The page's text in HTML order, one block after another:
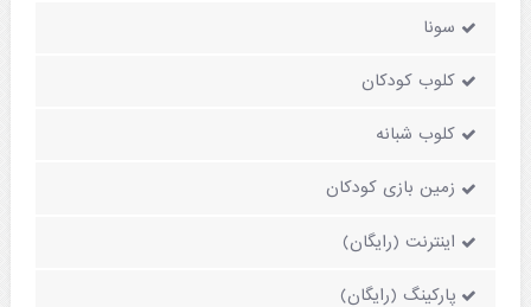
سونا
کلوب کودکان
کلوب شبانه
زمین بازی کودکان
اینترنت (رایگان)
پارکینگ (رایگان)